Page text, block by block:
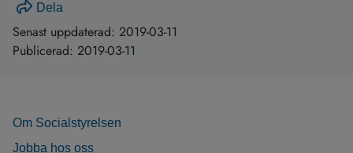
Dela
Senast uppdaterad: 2019-03-11
Publicerad: 2019-03-11
Om Socialstyrelsen
Jobba hos oss